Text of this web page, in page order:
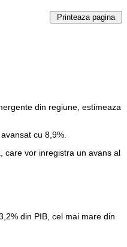
din regiune, estimeaza
cu 8,9%.
care vor inregistra un avans al
din PIB, cel mai mare din